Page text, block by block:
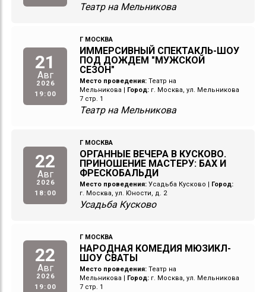
Театр на Мельникова
21
Авг
2026
19:00
Г МОСКВА
ИММЕРСИВНЫЙ СПЕКТАКЛЬ-ШОУ
ПОД ДОЖДЕМ "МУЖСКОЙ
СЕЗОН"
Место проведения: Театр на
Мельникова
Город: г. Москва, ул. Мельникова
7 стр. 1
Театр на Мельникова
22
Авг
2026
18:00
Г МОСКВА
ОРГАННЫЕ ВЕЧЕРА В КУСКОВО.
ПРИНОШЕНИЕ МАСТЕРУ: БАХ И
ФРЕСКОБАЛЬДИ
Место проведения: Усадьба Кусково
Город:
г. Москва, ул. Юности, д. 2
Усадьба Кусково
22
Авг
2026
19:00
Г МОСКВА
НАРОДНАЯ КОМЕДИЯ МЮЗИКЛ-
ШОУ СВАТЫ
Место проведения: Театр на
Мельникова
Город: г. Москва, ул. Мельникова
7 стр. 1